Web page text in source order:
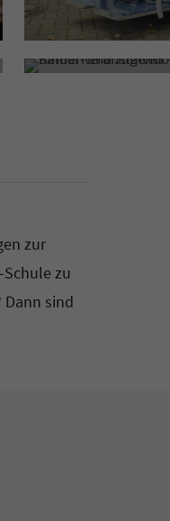
zur
zu
sind